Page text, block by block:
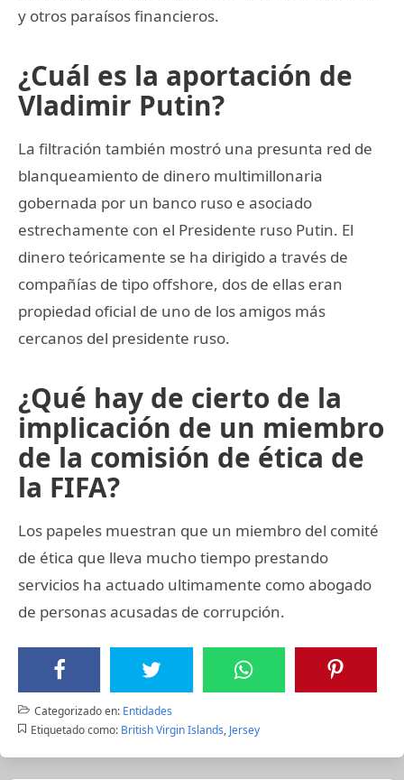
y otros paraísos financieros.
¿Cuál es la aportación de
Vladimir Putin?
La filtración también mostró una presunta red de
blanqueamiento de dinero multimillonaria
gobernada por un banco ruso e asociado
estrechamente con el Presidente ruso Putin. El
dinero teóricamente se ha dirigido a través de
compañías de tipo offshore, dos de ellas eran
propiedad oficial de uno de los amigos más
cercanos del presidente ruso.
¿Qué hay de cierto de la
implicación de un miembro
de la comisión de ética de
la FIFA?
Los papeles muestran que un miembro del comité
de ética que lleva mucho tiempo prestando
servicios ha actuado ultimamente como abogado
de personas acusadas de corrupción.
Categorizado en: Entidades
Etiquetado como: British Virgin Islands, Jersey